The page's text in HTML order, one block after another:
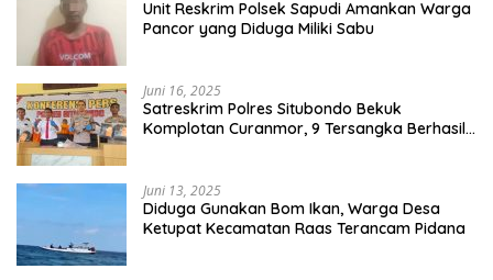
Unit Reskrim Polsek Sapudi Amankan Warga
Pancor yang Diduga Miliki Sabu
Juni 16, 2025
Satreskrim Polres Situbondo Bekuk
Komplotan Curanmor, 9 Tersangka Berhasil
Juni 13, 2025
Diduga Gunakan Bom Ikan, Warga Desa
Ketupat Kecamatan Raas Terancam Pidana